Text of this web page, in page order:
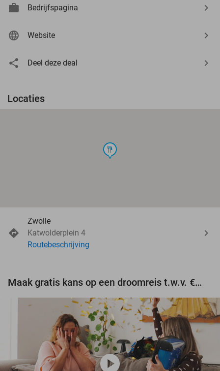
Bedrijfspagina
Website
Deel deze deal
Locaties
food
Zwolle
Katwolderplein 4
Routebeschrijving
Maak gratis kans op een droomreis t.w.v. €3.000!
play_circle